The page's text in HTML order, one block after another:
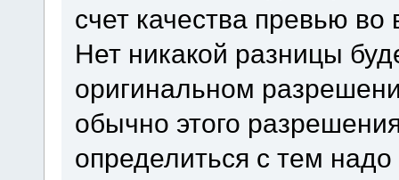
счет качества превью
Нет никакой разницы
оригинальном
обычно этого
определиться с тем